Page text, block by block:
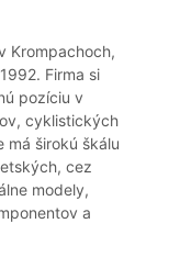
Krompachoch,
Firma si
pozíciu v
cyklistických
má širokú škálu
cez
modely,
a